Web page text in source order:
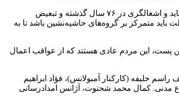
بنابراین همزمان با بحث درباره اصول حقوق بین‌الملل و استناد به کنوانسیون‌های ژنو، باید به ناعدالتی آشکار وارد بر فلسطینیان نیز توجه کنیم – از جمله آپارتاید و اشغالگری در ۷۶ سال گذشته و تبعیض
متمرکز بر گروه‌های حاشیه‌نشین باشد تا به
است که فراتر از این پست، این مردم عادی هستند که از عواقب اعمال
خلیفه (کارکنار آمبولانس)، فؤاد ابراهیم
مدنی. کمال محمد شحتوت، آژانس امدادرسانی